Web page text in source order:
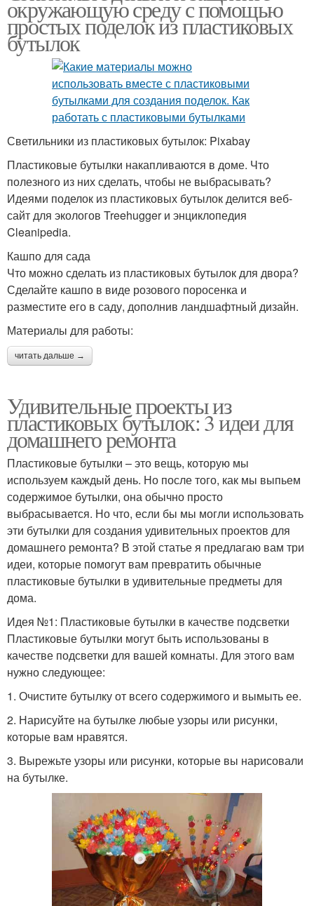
окружающую среду с помощью
простых поделок из пластиковых
бутылок
Светильники из пластиковых бутылок: Pixabay
Пластиковые бутылки накапливаются в доме. Что
полезного из них сделать, чтобы не выбрасывать?
Идеями поделок из пластиковых бутылок делится веб-
сайт для экологов Treehugger и энциклопедия
Cleanipedia.
Кашпо для сада
Что можно сделать из пластиковых бутылок для двора?
Сделайте кашпо в виде розового поросенка и
разместите его в саду, дополнив ландшафтный дизайн.
Материалы для работы:
читать дальше →
Удивительные проекты из
пластиковых бутылок: 3 идеи для
домашнего ремонта
Пластиковые бутылки – это вещь, которую мы
используем каждый день. Но после того, как мы выпьем
содержимое бутылки, она обычно просто
выбрасывается. Но что, если бы мы могли использовать
эти бутылки для создания удивительных проектов для
домашнего ремонта? В этой статье я предлагаю вам три
идеи, которые помогут вам превратить обычные
пластиковые бутылки в удивительные предметы для
дома.
Идея №1: Пластиковые бутылки в качестве подсветки
Пластиковые бутылки могут быть использованы в
качестве подсветки для вашей комнаты. Для этого вам
нужно следующее:
1. Очистите бутылку от всего содержимого и вымыть ее.
2. Нарисуйте на бутылке любые узоры или рисунки,
которые вам нравятся.
3. Вырежьте узоры или рисунки, которые вы нарисовали
на бутылке.